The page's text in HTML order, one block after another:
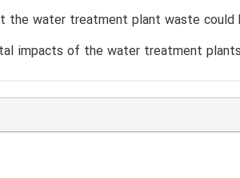
the water treatment plant waste
impacts of the water treatment